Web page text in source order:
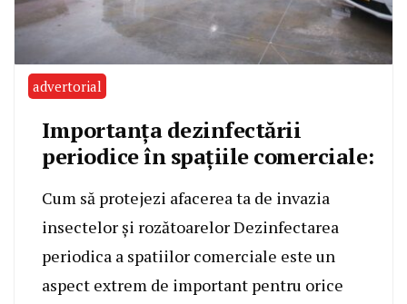
advertorial
Importanța dezinfectării
periodice în spațiile comerciale:
Cum să protejezi afacerea ta de invazia
insectelor și rozătoarelor Dezinfectarea
periodica a spatiilor comerciale este un
aspect extrem de important pentru orice